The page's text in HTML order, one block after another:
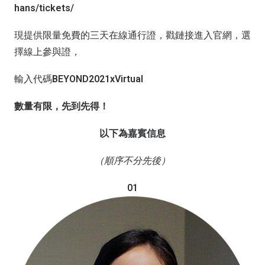
hans/tickets/
現提供限量免費的三天在線通行證，戳鏈接進入官網，選
擇線上參與證，
輸入代碼BEYOND2021xVirtual
數量有限，先到先得！
以下為嘉賓信息
（順序不分先後）
01